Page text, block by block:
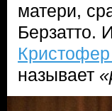
матери,
Берзатто.
называет